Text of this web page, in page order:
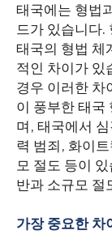
태국에는 형법
드가 있습니다.
태국의 형법 체
적인 차이가 있
경우 이러한 차
이 풍부한 태국
며, 태국에서
력 범죄, 화이
모 절도 등이
반과 소규모 절
가장 중요한 차